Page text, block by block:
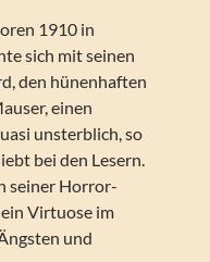
1910 in
sich mit seinen
den hünenhaften
einen
unsterblich, so
bei den Lesern.
seiner Horror-
Virtuose im
und